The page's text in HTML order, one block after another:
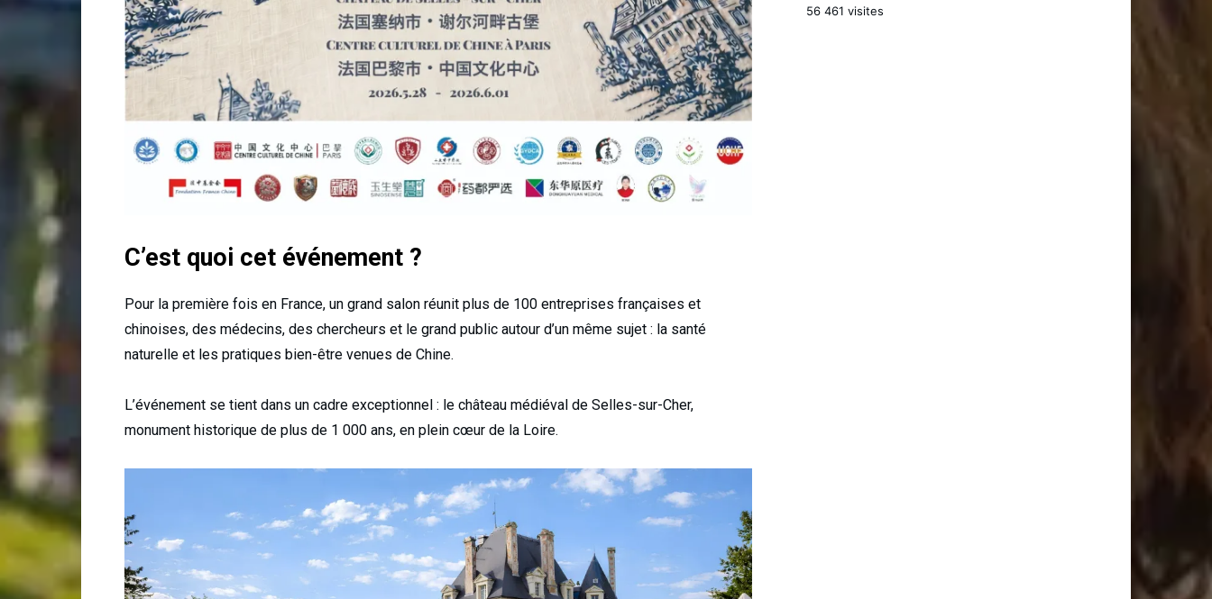
C’est quoi cet événement ?
Pour la première fois en France, un grand salon réunit plus de 100 entreprises françaises et
chinoises, des médecins, des chercheurs et le grand public autour d’un même sujet : la santé
naturelle et les pratiques bien-être venues de Chine.
L’événement se tient dans un cadre exceptionnel : le château médiéval de Selles-sur-Cher,
monument historique de plus de 1 000 ans, en plein cœur de la Loire.
56 461 visites